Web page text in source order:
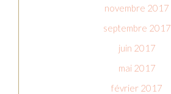
novembre 2017
septembre 2017
juin 2017
mai 2017
février 2017